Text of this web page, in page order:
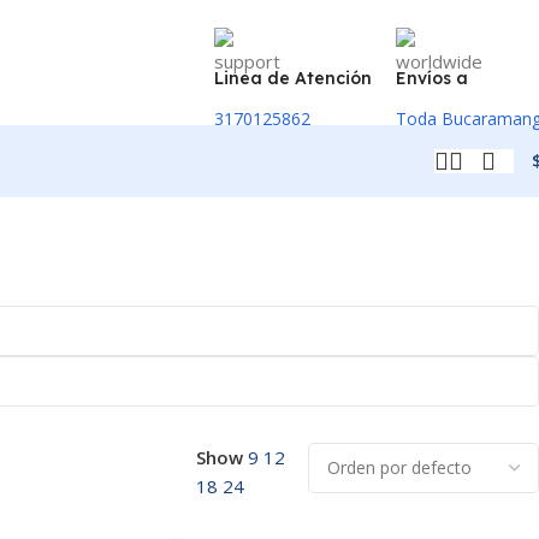
Linea de Atención
3170125862
Envíos a
Toda
Show9 12
18 24